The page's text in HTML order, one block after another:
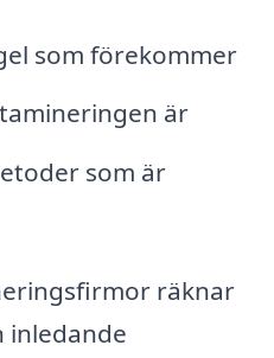
som förekommer
är
som är
räknar
inledande